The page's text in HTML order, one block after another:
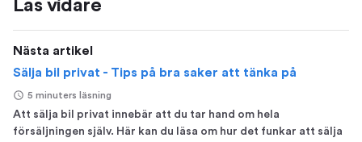
Läs vidare
Nästa artikel
Sälja bil privat - Tips på bra saker att tänka på
5 minuters läsning
Att sälja bil privat innebär att du tar hand om hela
försäljningen själv. Här kan du läsa om hur det funkar att sälja